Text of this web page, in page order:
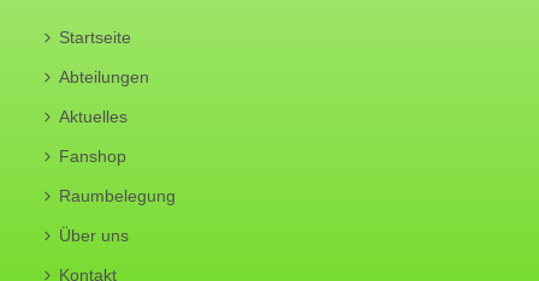
Startseite
Abteilungen
Aktuelles
Fanshop
Raumbelegung
Über uns
Kontakt